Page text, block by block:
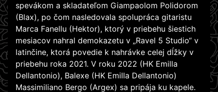
spevákom a skladateľom Giampaolom Polidorom
(Blax), po čom nasledovala spolupráca gitaristu
Marca Fanellu (Hektor), ktorý v priebehu šiestich
mesiacov nahral demokazetu v „Ravel 5 Studio“ v
latinčine, ktorá povedie k nahrávke celej dĺžky v
priebehu roka 2021. V roku 2022 (HK Emilla
Dellantonio), Balexe (HK Emilla Dellantonio)
Massimiliano Bergo (Argex) sa pripája ku kapele.